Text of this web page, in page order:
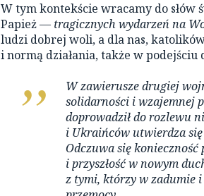
W tym kontekście wracamy do słów
Papież — tragicznych wydarzeń na
ludzi dobrej woli, a dla nas,
i normą działania, także w
W zawierusze drugiej
solidarności i wzajemnej
doprowadził do rozlewu
i Ukraińców utwierdza
Odczuwa się
i przyszłość w nowym
z tymi, którzy w zadumie